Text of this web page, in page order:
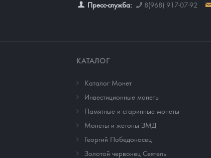
Пресс-служба: 8(968) 917-07-92
КАТАЛОГ
Каталог Монет
Инвестиционные монеты
Памятные и старинные монеты
Монеты и жетоны ЗМД
Георгий Победоносец
Золотой червонец Сеятель